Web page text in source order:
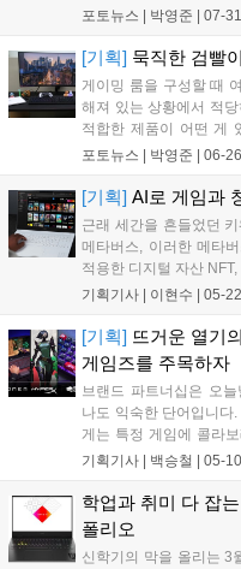
이밍이라 하면 일부분
포토뉴스 | 박영준 07-31
[기획] 묵직한 검빨
게이밍 룸을 구성할 때
해져 있는 상황에서 적
적합한 제품이 어떤 게
취향에 맞는 제품이 많은
포토뉴스 | 박영준 06-26
[기획] AI로 게임과
근래 세간을 흔들었던
메타버스, 이러한 메타
적용한 디지털 자산
만에 수면 위로 떠오르며
기획기사 | 이현수 05-22
[기획] 뜨거운 열기
게임즈를 주목하자
브랜드 파트너십은 오
나도 익숙한 단어입니
게는 특정 게임에 콜라
서 크게는 특정 대회의
을 것 같아서, 등의 얕은
기획기사 | 백승철 05-10
학업과 취미 다 잡
폴리오
신학기의 막을 올리는 3